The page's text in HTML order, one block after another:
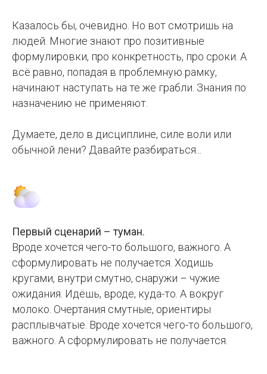
Казалось бы, очевидно. Но вот смотришь на
людей. Многие знают про позитивные
формулировки, про конкретность, про сроки. А
всё равно, попадая в проблемную рамку,
начинают наступать на те же грабли. Знания по
назначению не применяют.
Думаете, дело в дисциплине, силе воли или
обычной лени? Давайте разбираться...
Первый сценарий – туман.
Вроде хочется чего-то большого, важного. А
сформулировать не получается. Ходишь
кругами, внутри смутно, снаружи – чужие
ожидания. Идёшь, вроде, куда-то. А вокруг
молоко. Очертания смутные, ориентиры
расплывчатые. Вроде хочется чего-то большого,
важного. А сформулировать не получается.